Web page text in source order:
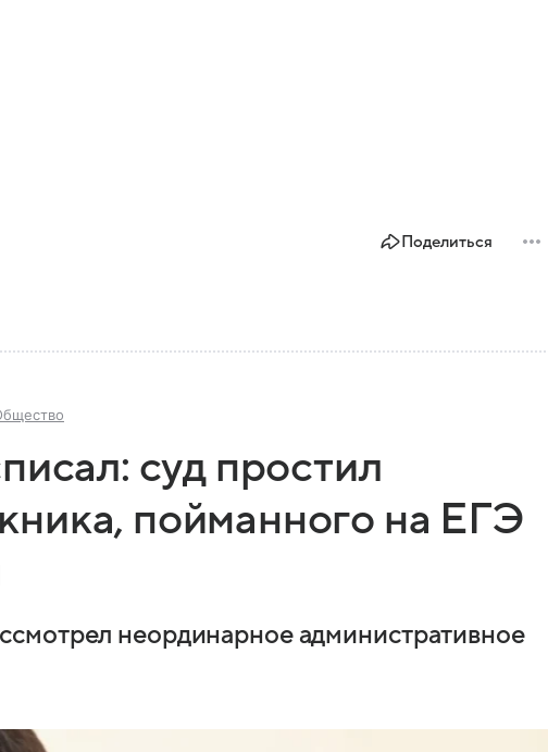
Поделиться
суд простил
пойманного на ЕГЭ
неординарное административное